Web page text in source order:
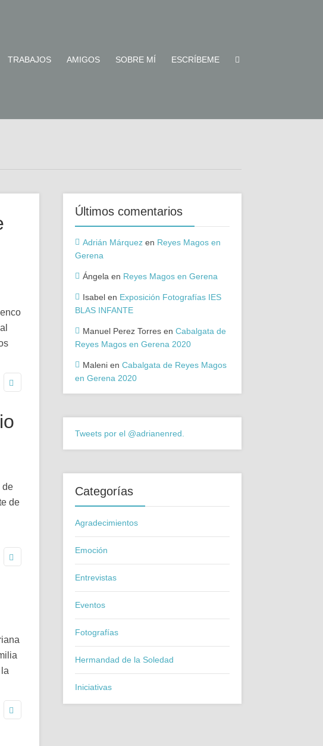
TRABAJOS AMIGOS SOBRE MÍ ESCRÍBEME
de
de
Últimos comentarios
Adrián Márquez en Reyes Magos en
Gerena
Ángela en Reyes Magos en Gerena
Isabel en Exposición Fotografías IES
BLAS INFANTE
Manuel Perez Torres en Cabalgata de
Reyes Magos en Gerena 2020
Maleni en Cabalgata de Reyes Magos
en Gerena 2020
Tweets por el @adrianenred.
Categorías
Agradecimientos
Emoción
Entrevistas
Eventos
Fotografías
Hermandad de la Soledad
Iniciativas